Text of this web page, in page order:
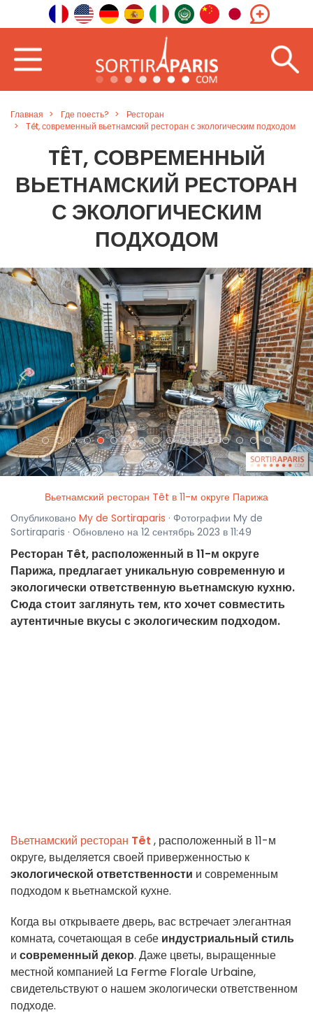
Главная Где поесть?
Ресторан
Têt, современный вьетнамский ресторан с экологическим подходом
TÊT, СОВРЕМЕННЫЙ
ВЬЕТНАМСКИЙ РЕСТОРАН
С ЭКОЛОГИЧЕСКИМ
ПОДХОДОМ
< >
Вьетнамский ресторан Têt в 11-м округе Парижа
Опубликовано My de Sortiraparis · Фотографии My de
Sortiraparis · Обновлено на 12 сентябрь 2023 в 11:49
Ресторан Têt, расположенный в 11-м округе
Парижа, предлагает уникальную современную и
экологически ответственную вьетнамскую кухню.
Сюда стоит заглянуть тем, кто хочет совместить
аутентичные вкусы с экологическим подходом.
Вьетнамский ресторан Têt , расположенный в 11-м
округе, выделяется своей приверженностью к
экологической ответственности и современным
подходом к вьетнамской кухне.
Когда вы открываете дверь, вас встречает элегантная
комната, сочетающая в себе индустриальный стиль
и современный декор. Даже цветы, выращенные
местной компанией La Ferme Florale Urbaine,
свидетельствуют о нашем экологически ответственном
подходе.